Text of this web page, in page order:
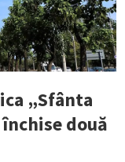
„Sfânta
două